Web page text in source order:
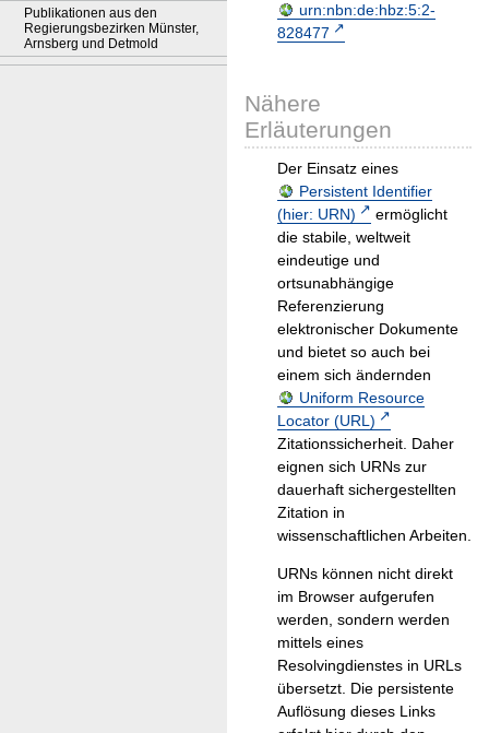
Publikationen aus den
Regierungsbezirken Münster,
Arnsberg und Detmold
urn:nbn:de:hbz:5:2-
828477
Nähere
Erläuterungen
Der Einsatz eines
Persistent Identifier
(hier: URN)
ermöglicht
die stabile, weltweit
eindeutige und
ortsunabhängige
Referenzierung
elektronischer Dokumente
und bietet so auch bei
einem sich ändernden
Uniform Resource
Locator (URL)
Zitationssicherheit. Daher
eignen sich URNs zur
dauerhaft sichergestellten
Zitation in
wissenschaftlichen Arbeiten.
URNs können nicht direkt
im Browser aufgerufen
werden, sondern werden
mittels eines
Resolvingdienstes in URLs
übersetzt. Die persistente
Auflösung dieses Links